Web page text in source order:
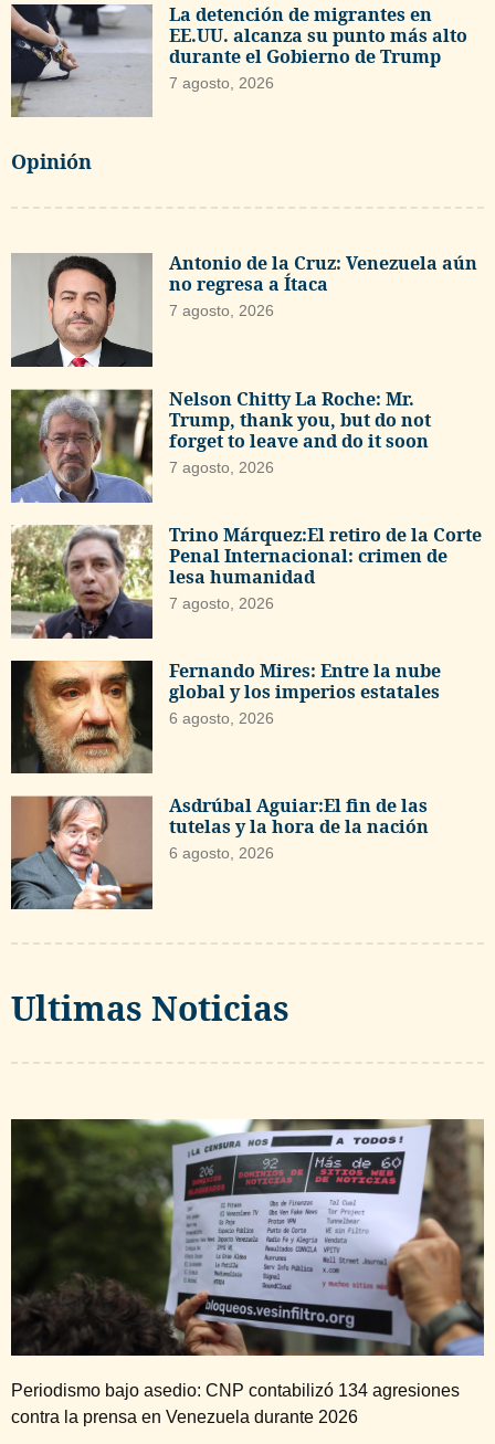
La detención de migrantes en
EE.UU. alcanza su punto más alto
durante el Gobierno de Trump
7 agosto, 2026
Opinión
Antonio de la Cruz: Venezuela aún
no regresa a Ítaca
7 agosto, 2026
Nelson Chitty La Roche: Mr.
Trump, thank you, but do not
forget to leave and do it soon
7 agosto, 2026
Trino Márquez:El retiro de la Corte
Penal Internacional: crimen de
lesa humanidad
7 agosto, 2026
Fernando Mires: Entre la nube
global y los imperios estatales
6 agosto, 2026
Asdrúbal Aguiar:El fin de las
tutelas y la hora de la nación
6 agosto, 2026
Ultimas Noticias
Periodismo bajo asedio: CNP contabilizó 134 agresiones
contra la prensa en Venezuela durante 2026